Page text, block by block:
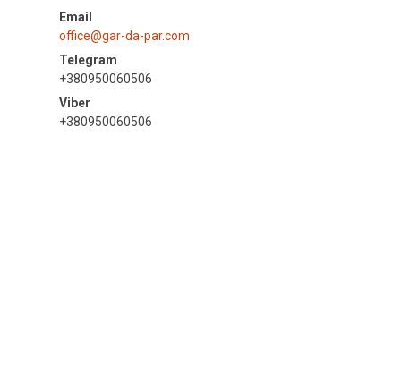
office@gar-da-par.com
+380950060506
+380950060506